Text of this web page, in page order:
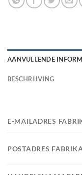
AANVULLENDE
BESCHRIJVING
E-MAILADRES
POSTADRES